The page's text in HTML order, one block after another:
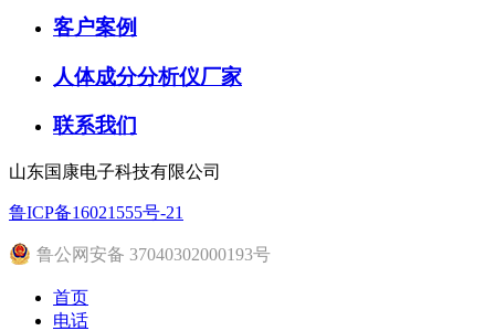
客户案例
人体成分分析仪厂家
联系我们
山东国康电子科技有限公司
鲁ICP备16021555号-21
鲁公网安备 37040302000193号
首页
电话